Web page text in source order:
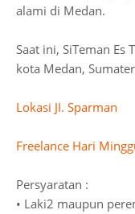
alami di Medan.
Saat ini, SiTeman
kota Medan,
Lokasi JI. Sparman
Freelance Hari
Persyaratan :
• Laki2 maupun